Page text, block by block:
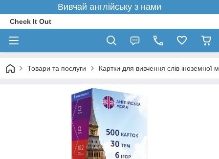
Вивчай англійську з нами
Check It Out
Товари та послуги Картки для вивчення слів іноземної